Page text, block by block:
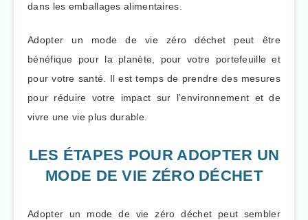
dans les emballages alimentaires.
Adopter un mode de vie zéro déchet peut être
bénéfique pour la planète, pour votre portefeuille et
pour votre santé. Il est temps de prendre des mesures
pour réduire votre impact sur l’environnement et de
vivre une vie plus durable.
LES ÉTAPES POUR ADOPTER UN
MODE DE VIE ZÉRO DÉCHET
Adopter un mode de vie zéro déchet peut sembler